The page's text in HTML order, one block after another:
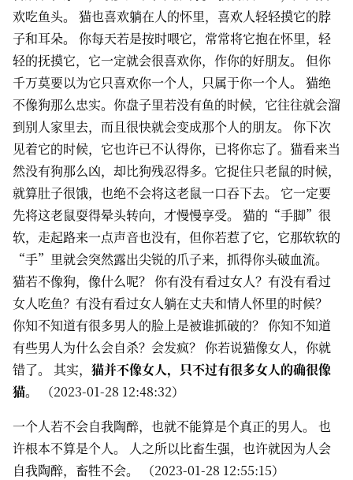
欢吃鱼头。 猫也喜欢躺在人的怀里，喜欢人轻轻摸它的脖
子和耳朵。 你每天若是按时喂它，常常将它抱在怀里，轻
轻的抚摸它，它一定就会很喜欢你，作你的好朋友。 但你
千万莫要以为它只喜欢你一个人，只属于你一个人。 猫绝
不像狗那么忠实。你盘子里若没有鱼的时候，它往往就会溜
到别人家里去，而且很快就会变成那个人的朋友。 你下次
见着它的时候，它也许已不认得你，已将你忘了。猫看来当
然没有狗那么凶，却比狗残忍得多。它捉住只老鼠的时候，
就算肚子很饿，也绝不会将这老鼠一口吞下去。 它一定要
先将这老鼠耍得晕头转向，才慢慢享受。 猫的“手脚”很
软，走起路来一点声音也没有，但你若惹了它，它那软软的
“手”里就会突然露出尖锐的爪子来，抓得你头破血流。
猫若不像狗，像什么呢？ 你有没有看过女人？有没有看过
女人吃鱼？有没有看过女人躺在丈夫和情人怀里的时候？
你知不知道有很多男人的脸上是被谁抓破的？ 你知不知道
有些男人为什么会自杀？会发疯？ 你若说猫像女人，你就
错了。 其实， 猫并不像女人，只不过有很多女人的确很像
猫。 （2023-01-28 12:48:32）
一个人若不会自我陶醉，也就不能算是个真正的男人。 也
许根本不算是个人。 人之所以比畜生强，也许就因为人会
自我陶醉，畜牲不会。 （2023-01-28 12:55:15）